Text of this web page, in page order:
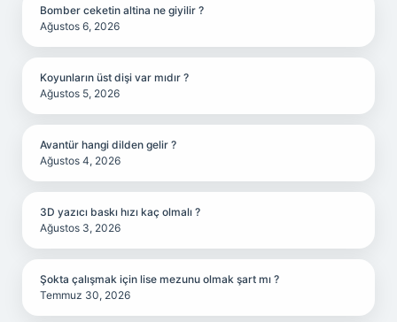
Bomber ceketin altina ne giyilir ?
Ağustos 6, 2026
Koyunların üst dişi var mıdır ?
Ağustos 5, 2026
Avantür hangi dilden gelir ?
Ağustos 4, 2026
3D yazıcı baskı hızı kaç olmalı ?
Ağustos 3, 2026
Şokta çalışmak için lise mezunu olmak şart mı ?
Temmuz 30, 2026